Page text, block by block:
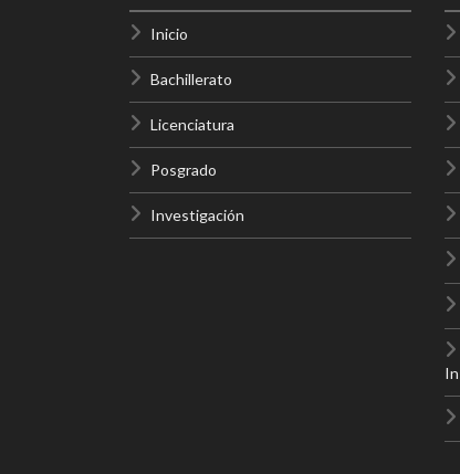
Inicio
Bachillerato
Licenciatura
Posgrado
Investigación